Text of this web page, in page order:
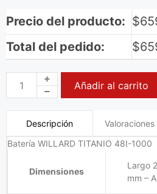
Precio del producto: $
Total del pedido:
$
Añadir al carrito
Descripción Valoraciones
Batería WILLARD TITANIO 48I-1000
Dimensiones
Largo
mm –